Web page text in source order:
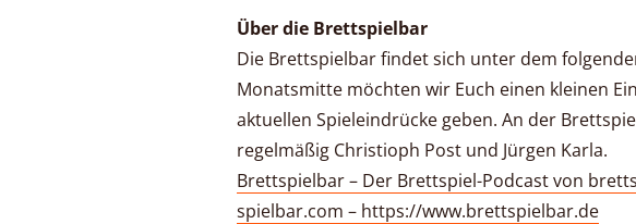
Über die Brettspielbar
Die Brettspielbar findet sich unter dem
Monatsmitte möchten wir Euch einen kleinen
aktuellen Spieleindrücke geben. An der
regelmäßig Christioph Post und Jürgen Karla.
Brettspielbar – Der Brettspiel-Podcast von
spielbar.com – https://www.brettspielbar.de